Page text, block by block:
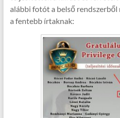
alábbi fotót a belső
a fentebb írtaknak: